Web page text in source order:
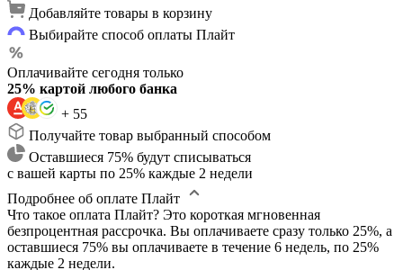
Добавляйте товары в корзину
Выбирайте способ оплаты Плайт
Оплачивайте сегодня только
25% картой любого банка
+ 55
Получайте товар выбранный способом
Оставшиеся 75% будут списываться
с вашей карты по 25% каждые 2 недели
Подробнее об оплате Плайт
Что такое оплата Плайт? Это короткая мгновенная
безпроцентная рассрочка. Вы оплачиваете сразу только 25%, а
оставшиеся 75% вы оплачиваете в течение 6 недель, по 25%
каждые 2 недели.